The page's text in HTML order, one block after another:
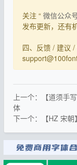
关注 “ 微信公众
发布更新，还有
四、反馈 / 建议 /
上一个：【道须手
体
下一个：【HZ 宋